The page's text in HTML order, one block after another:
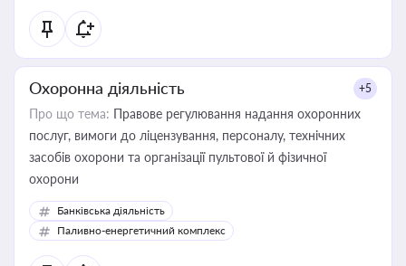
Охоронна діяльність +5
Про що тема: Правове регулювання надання охоронних
послуг, вимоги до ліцензування, персоналу, технічних
засобів охорони та організації пультової й фізичної
охорони
Банківська діяльність
Паливно-енергетичний комплекс